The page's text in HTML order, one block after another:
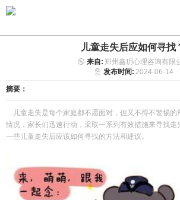
儿童走失后应如何寻找
来自: 郑州鑫玥心理咨询有限
发布时间: 2024-06-14
摘要：
儿童走失是每个家庭都不愿面对，但又不得不警惕的
情况，家长们迅速行动，采取一系列有效措施来寻找走
一些儿童走失后应该如何寻找的方法和建议。